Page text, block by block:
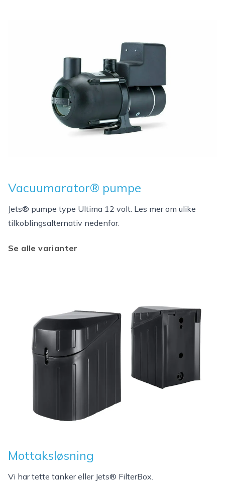
Vacuumarator® pumpe
Jets® pumpe type Ultima 12 volt. Les mer om ulike
tilkoblingsalternativ nedenfor.
Se alle varianter
Mottaksløsning
Vi har tette tanker eller Jets® FilterBox.